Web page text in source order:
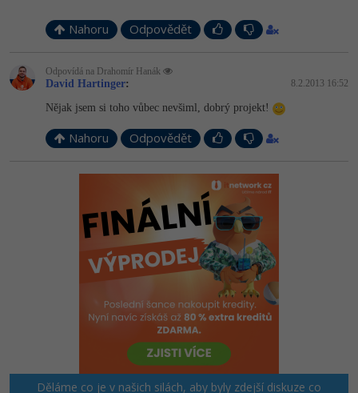
Nahoru Odpovědět
Odpovídá na Drahomír Hanák
David Hartinger: 8.2.2013 16:52
Nějak jsem si toho vůbec nevšiml, dobrý projekt!
Nahoru Odpovědět
Děláme co je v našich silách, aby byly zdejší diskuze co